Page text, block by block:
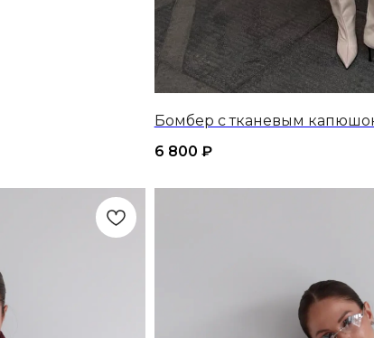
Бомбер с тканевым
6 800 ₽